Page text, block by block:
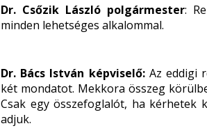
Dr. Csőzik László polgármester:
minden lehetséges alkalommal.
Dr. Bács István képviselő: Az eddigi
két mondatot. Mekkora összeg
Csak egy összefoglalót, ha kérhetek
adjuk.